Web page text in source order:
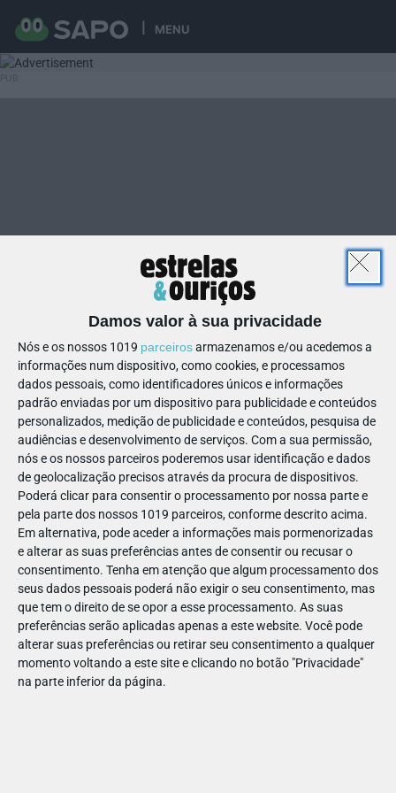
MENU
Damos valor à sua privacidade
Nós e os nossos 1019 parceirosarmazenamos e/ou acedemos a
informações num dispositivo, como cookies, e processamos
dados pessoais, como identificadores únicos e informações
padrão enviadas por um dispositivo para publicidade e conteúdos
personalizados, medição de publicidade e conteúdos, pesquisa de
audiências e desenvolvimento de serviços. Com a sua permissão,
nós e os nossos parceiros poderemos usar identificação e dados
de geolocalização precisos através da procura de dispositivos.
Poderá clicar para consentir o processamento por nossa parte e
pela parte dos nossos 1019 parceiros, conforme descrito acima.
Em alternativa, pode aceder a informações mais pormenorizadas
e alterar as suas preferências antes de consentir ou recusar o
consentimento. Tenha em atenção que algum processamento dos
seus dados pessoais poderá não exigir o seu consentimento, mas
que tem o direito de se opor a esse processamento. As suas
preferências serão aplicadas apenas a este website. Você pode
alterar suas preferências ou retirar seu consentimento a qualquer
momento voltando a este site e clicando no botão "Privacidade"
na parte inferior da página.
23
71015952118623